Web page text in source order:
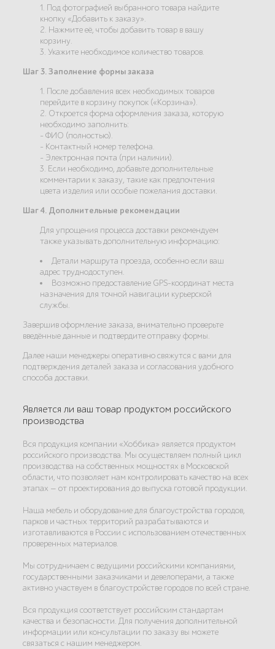
1. Под фотографией выбранного товара найдите
кнопку «Добавить к заказу».
2. Нажмите её, чтобы добавить товар в вашу
корзину.
3. Укажите необходимое количество товаров.
Шаг 3. Заполнение формы заказа
1. После добавления всех необходимых товаров
перейдите в корзину покупок («Корзина»).
2. Откроется форма оформления заказа, которую
необходимо заполнить:
- ФИО (полностью).
- Контактный номер телефона.
- Электронная почта (при наличии).
3. Если необходимо, добавьте дополнительные
комментарии к заказу, такие как предпочтения
цвета изделия или особые пожелания доставки.
Шаг 4. Дополнительные рекомендации
Для упрощения процесса доставки рекомендуем
также указывать дополнительную информацию:
Детали маршрута проезда, особенно если ваш
адрес труднодоступен.
Возможно предоставление GPS-координат места
назначения для точной навигации курьерской
службы.
Завершив оформление заказа, внимательно проверьте
введённые данные и подтвердите отправку формы.
Далее наши менеджеры оперативно свяжутся с вами для
подтверждения деталей заказа и согласования удобного
способа доставки.
Является ли ваш товар продуктом российского
производства
Вся продукция компании «Хоббика» является продуктом
российского производства. Мы осуществляем полный цикл
производства на собственных мощностях в Московской
области, что позволяет нам контролировать качество на всех
этапах — от проектирования до выпуска готовой продукции.
Наша мебель и оборудование для благоустройства городов,
парков и частных территорий разрабатываются и
изготавливаются в России с использованием отечественных
проверенных материалов.
Мы сотрудничаем с ведущими российскими компаниями,
государственными заказчиками и девелоперами, а также
активно участвуем в благоустройстве городов по всей стране.
Вся продукция соответствует российским стандартам
качества и безопасности. Для получения дополнительной
информации или консультации по заказу вы можете
связаться с нашим менеджером.